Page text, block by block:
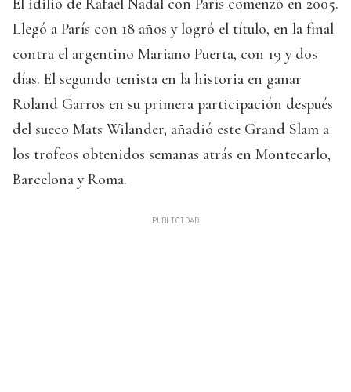
El idilio de Rafael Nadal con París comenzó en 2005.
Llegó a París con 18 años y logró el título, en la final
contra el argentino Mariano Puerta, con 19 y dos
días. El segundo tenista en la historia en ganar
Roland Garros en su primera participación después
del sueco Mats Wilander, añadió este Grand Slam a
los trofeos obtenidos semanas atrás en Montecarlo,
Barcelona y Roma.